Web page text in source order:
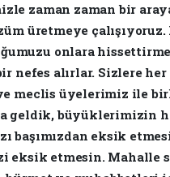
zaman zaman bir
üretmeye
onlara
nefes alırlar. Sizlere
meclis üyelerimiz ile
geldik, büyüklerimizin
başımızdan eksik
eksik etmesin. Mahalle